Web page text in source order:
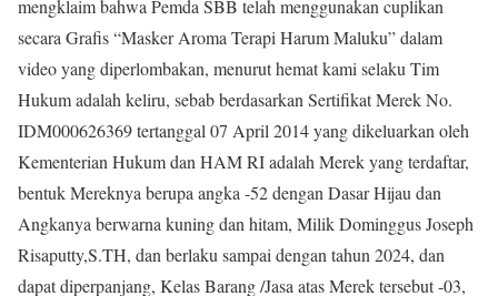
mengklaim bahwa Pemda SBB telah menggunakan cuplikan
secara Grafis “Masker Aroma Terapi Harum Maluku” dalam
video yang diperlombakan, menurut hemat kami selaku Tim
Hukum adalah keliru, sebab berdasarkan Sertifikat Merek No.
IDM000626369 tertanggal 07 April 2014 yang dikeluarkan oleh
Kementerian Hukum dan HAM RI adalah Merek yang terdaftar,
bentuk Mereknya berupa angka -52 dengan Dasar Hijau dan
Angkanya berwarna kuning dan hitam, Milik Dominggus Joseph
Risaputty,S.TH, dan berlaku sampai dengan tahun 2024, dan
dapat diperpanjang, Kelas Barang /Jasa atas Merek tersebut -03,